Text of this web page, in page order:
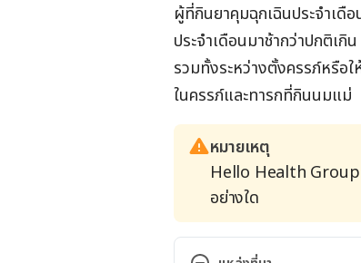
ผู้ที่กินยาคุมฉุกเฉินประจำเดื
ประจำเดือนมาช้ากว่าปกติเ
รวมทั้งระหว่างตั้งครรภ์หรือ
ในครรภ์และทารกที่กินนมแม่
หมายเหตุ
Hello Health Group
อย่างใด